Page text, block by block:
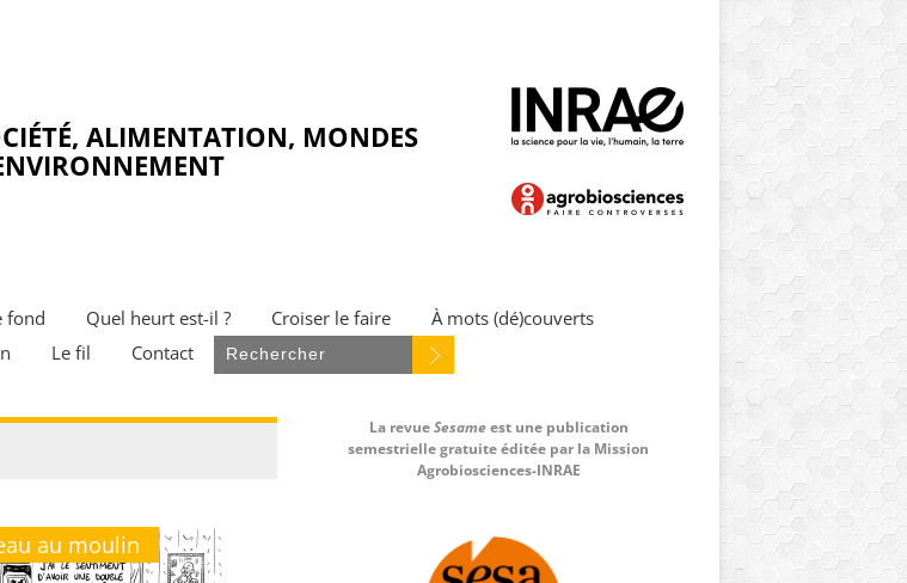
ALIMENTATION, MONDES
fond Quel heurt est-il ? Croiser le faire
À mots (dé)couverts
Le fil Contact
au moulin
La revueSesameest une publication
semestrielle gratuite éditée par la Mission
Agrobiosciences-INRAE